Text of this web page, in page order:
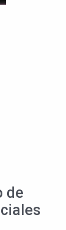
de